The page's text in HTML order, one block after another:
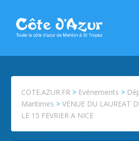
COTE.AZUR.FR > Evénements >
Maritimes >VENUE DU LAUREAT
LE 15 FEVRIER A NICE